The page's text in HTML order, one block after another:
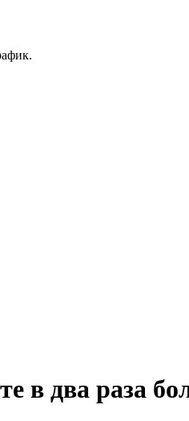
в два раза